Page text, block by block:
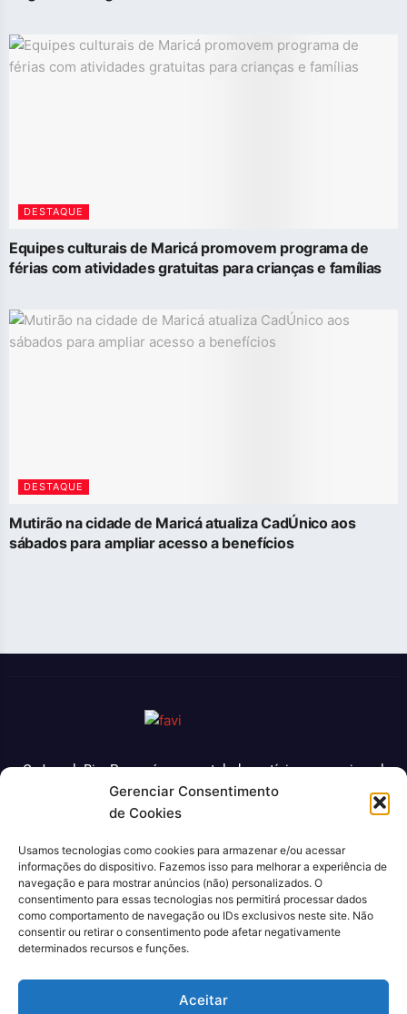
Gerenciar Consentimento
de Cookies
Usamos tecnologias como cookies para armazenar e/ou acessar
informações do dispositivo. Fazemos isso para melhorar a experiência de
navegação e para mostrar anúncios (não) personalizados. O
consentimento para essas tecnologias nos permitirá processar dados
como comportamento de navegação ou IDs exclusivos neste site. Não
consentir ou retirar o consentimento pode afetar negativamente
determinados recursos e funções.
Aceitar
DESTAQUE
Equipes culturais de Maricá promovem programa de
férias com atividades gratuitas para crianças e famílias
DESTAQUE
Mutirão na cidade de Maricá atualiza CadÚnico aos
sábados para ampliar acesso a benefícios
O Jornal Rio Press é um portal de notícias e um jornal
impresso que cobre diversas notícias sobre a cidade do
Rio de Janeiro. Com uma abordagem abrangente e
sobre política, economia, cultura, entre outros temas
relevantes para a população carioca. Além disso, o Jornal
Rio Press oferece conteúdo exclusivo em sua versão
online, trazendo ainda mais facilidade e comodidade para
seus leitores.
CNPJ: 43.699.442/0001-80